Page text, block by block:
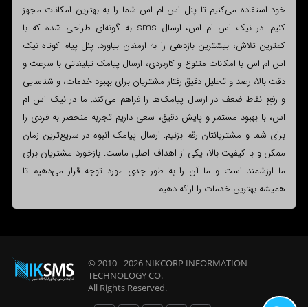
خود استفاده می‌کنیم تا پنل اس ام اس شما را به بهترین امکانات مجهز
کنیم. در نیک اس ام اس، ارسال sms به گونه‌ای طراحی شده که با
کمترین تلاش، بیشترین بازدهی را به ارمغان بیاورد. پنل پیام کوتاه نیک
اس ام اس با امکانات متنوع و کاربردی، ارسال پیامک تبلیغاتی با سرعت و
دقت بالا، رصد و تحلیل دقیق رفتار مشتریان برای بهبود خدمات، و شناسایی
و رفع نقاط ضعف در ارسال پیامک‌ها را فراهم می‌کند. ما در نیک اس ام
اس، با بهبود مستمر و پایش دقیق، سعی داریم تجربه منحصر به فردی را
برای شما و مشتریانتان رقم بزنیم. ارسال پیامک انبوه در سریع‌ترین زمان
ممکن و با کیفیت بالا، یکی از اهداف اصلی ماست. بازخورد مشتریان برای
ما ارزشمند است و ما آن را به طور جدی مورد توجه قرار می‌دهیم تا
همیشه بهترین خدمات را ارائه دهیم.
© 2010 - 2026 NIKCORP INFORMATION
TECHNOLOGYCO.
All Rights Reserved.